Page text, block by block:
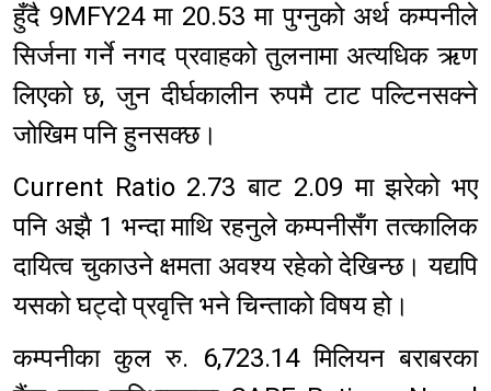
हुँदै 9MFY24 मा 20.53 मा पुग्नुको अर्थ कम्पनीले
सिर्जना गर्ने नगद प्रवाहको तुलनामा अत्यधिक ऋण
लिएको छ, जुन दीर्घकालीन रुपमै टाट पल्टिनसक्ने
जोखिम पनि हुनसक्छ।
Current Ratio 2.73 बाट 2.09 मा झरेको भए
पनि अझै 1 भन्दा माथि रहनुले कम्पनीसँग तत्कालिक
दायित्व चुकाउने क्षमता अवश्य रहेको देखिन्छ। यद्यपि
यसको घट्दो प्रवृत्ति भने चिन्ताको विषय हो।
कम्पनीका कुल रु. 6,723.14 मिलियन बराबरका